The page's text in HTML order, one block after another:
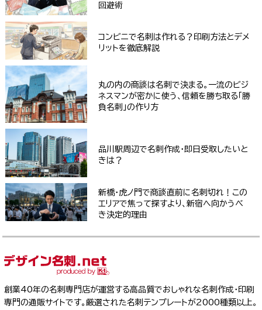
回避術
コンビニで名刺は作れる？印刷方法とデメ
リットを徹底解説
丸の内の商談は名刺で決まる。一流のビジ
ネスマンが密かに使う、信頼を勝ち取る「勝
負名刺」の作り方
品川駅周辺で名刺作成・即日受取したいと
きは？
新橋・虎ノ門で商談直前に名刺切れ！この
エリアで焦って探すより、新宿へ向かうべ
き決定的理由
創業40年の名刺専門店が運営する高品質でおしゃれな名刺作成・印刷
専門の通販サイトです。厳選された名刺テンプレートが2000種類以上。